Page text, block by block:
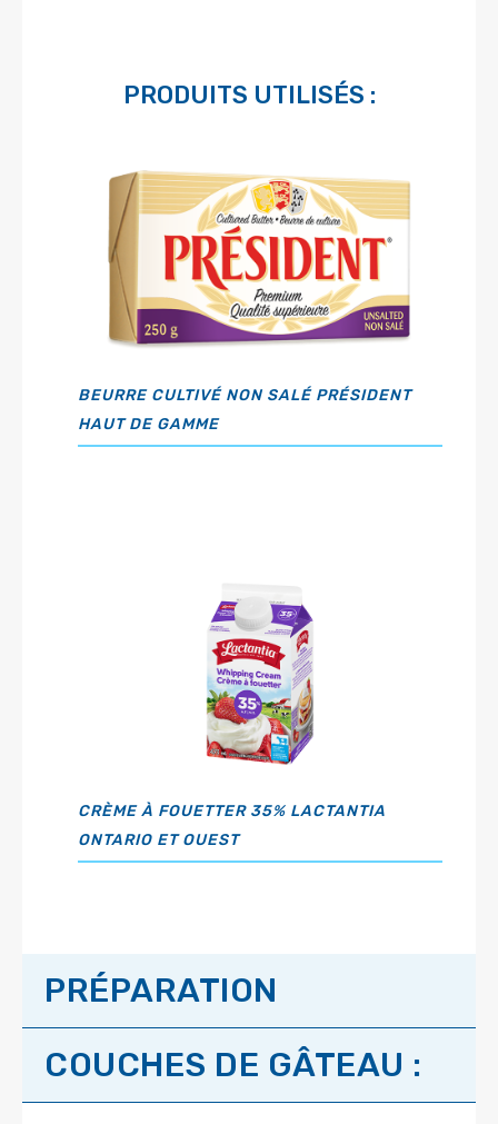
PRODUITS UTILISÉS :
BEURRE CULTIVÉ NON SALÉ PRÉSIDENT
HAUT DE GAMME
CRÈME À FOUETTER 35% LACTANTIA
ONTARIO ET OUEST
PRÉPARATION
COUCHES DE GÂTEAU :